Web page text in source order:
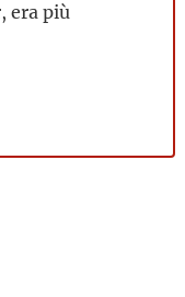
era più